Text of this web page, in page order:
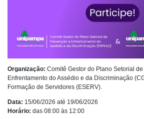
Organização: Comitê Gestor do Plano Setorial
Enfrentamento do Assédio e da Discriminação
Formação de Servidores (ESERV).
Data: 15/06/2026 até 19/06/2026
Horário: das 08:00 às 12:00